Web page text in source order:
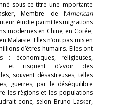
sous ce titre une importante
Membre de l’American
étudie parmi les migrations
modernes en Chine, en Corée,
Malaisie. Elles n’ont pas mis en
d’êtres humains. Elles ont
: économiques, religieuses,
et risquent d’avoir des
souvent désastreuses, telles
guerres, par le déséquilibre
les régions et les populations
donc, selon Bruno Lasker,